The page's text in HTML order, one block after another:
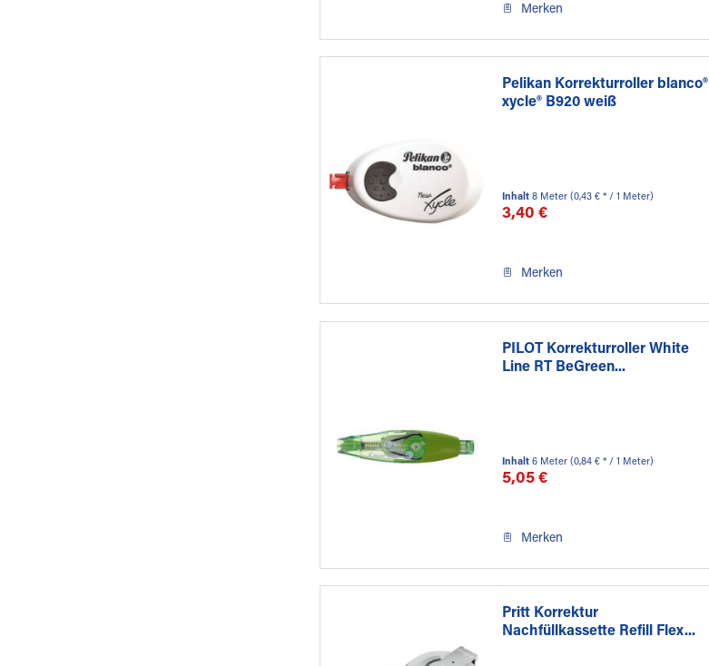
Merken
Pelikan Korrekturroller blanco®
xycle® B920 weiß
Inhalt8 Meter(0,43 € * / 1 Meter)
3,40 €
Merken
PILOT Korrekturroller White
Line RT BeGreen...
Inhalt6 Meter(0,84 € * / 1 Meter)
5,05 €
Merken
Pritt Korrektur
Nachfüllkassette Refill Flex...